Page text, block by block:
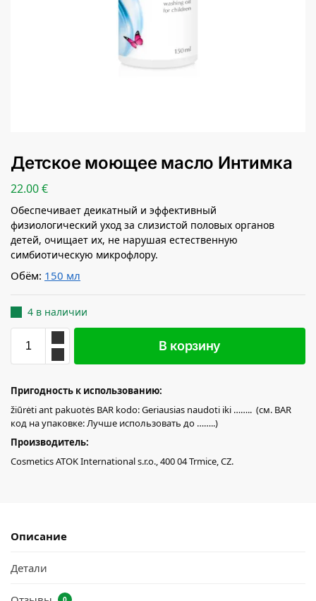
Детское моющее масло Интимка
22.00€
Обеспечивает деикатный и эффективный
физиологический уход за слизистой половых органов
детей, очищает их, не нарушая естественную
симбиотическую микрофлору.
Обём: 150 мл
4 в наличии
В корзину
Пригодность к использованию:
žiūrėti ant pakuotės BAR kodo: Geriausias naudoti iki …….. (см. BAR
код на упаковке: Лучше использовать до ……..)
Производитель:
Cosmetics ATOK International s.r.o., 400 04 Trmice, CZ.
Описание
Детали